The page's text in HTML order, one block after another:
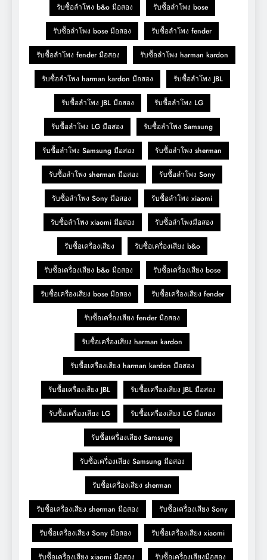
รับซื้อลำโพง b&o มือสอง รับซื้อลำโพง bose
รับซื้อลำโพง bose มือสอง รับซื้อลำโพง fender
รับซื้อลำโพง fender มือสอง รับซื้อลำโพง harman kardon
รับซื้อลำโพง harman kardon มือสอง รับซื้อลำโพง JBL
รับซื้อลำโพง JBL มือสอง รับซื้อลำโพง LG
รับซื้อลำโพง LG มือสอง รับซื้อลำโพง Samsung
รับซื้อลำโพง Samsung มือสอง รับซื้อลำโพง sherman
รับซื้อลำโพง sherman มือสอง รับซื้อลำโพง Sony
รับซื้อลำโพง Sony มือสอง รับซื้อลำโพง xiaomi
รับซื้อลำโพง xiaomi มือสอง รับซื้อลำโพงมือสอง
รับซื้อเครื่องเสียง รับซื้อเครื่องเสียง b&o
รับซื้อเครื่องเสียง b&o มือสอง รับซื้อเครื่องเสียง bose
รับซื้อเครื่องเสียง bose มือสอง รับซื้อเครื่องเสียง fender
รับซื้อเครื่องเสียง fender มือสอง
รับซื้อเครื่องเสียง harman kardon
รับซื้อเครื่องเสียง harman kardon มือสอง
รับซื้อเครื่องเสียง JBL รับซื้อเครื่องเสียง JBL มือสอง
รับซื้อเครื่องเสียง LG รับซื้อเครื่องเสียง LG มือสอง
รับซื้อเครื่องเสียง Samsung
รับซื้อเครื่องเสียง Samsung มือสอง
รับซื้อเครื่องเสียง sherman
รับซื้อเครื่องเสียง sherman มือสอง รับซื้อเครื่องเสียง Sony
รับซื้อเครื่องเสียง Sony มือสอง รับซื้อเครื่องเสียง xiaomi
รับซื้อเครื่องเสียง xiaomi มือสอง รับซื้อเครื่องเสียงมือสอง